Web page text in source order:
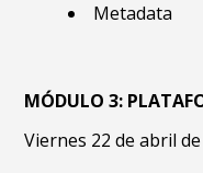
Metadata
MÓDULO 3:
Viernes 22 de abril